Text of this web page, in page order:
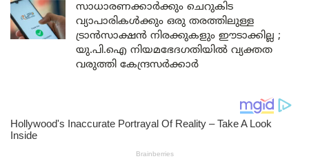
സാധാരണക്കാർക്കും ചെറുകിട
വ്യാപാരികൾക്കും ഒരു തരത്തിലുള്ള
ട്രാൻസാക്ഷൻ നിരക്കുകളും ഈടാക്കില്ല ;
യു.പി.ഐ നിയമഭേദഗതിയിൽ വ്യക്തത
വരുത്തി കേന്ദ്രസർക്കാർ